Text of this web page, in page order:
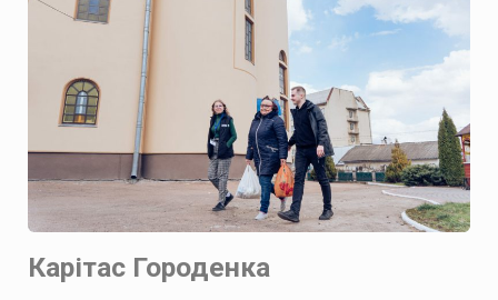
Карітас Городенка